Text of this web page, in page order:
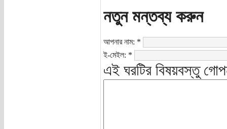
নতুন মন্তব্য করুন
আপনার নাম: *
ই-মেইল: *
এই ঘরটির বিষয়বস্তু